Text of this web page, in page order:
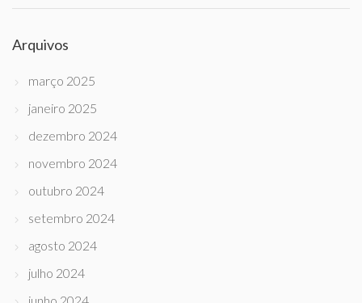
Arquivos
março 2025
janeiro 2025
dezembro 2024
novembro 2024
outubro 2024
setembro 2024
agosto 2024
julho 2024